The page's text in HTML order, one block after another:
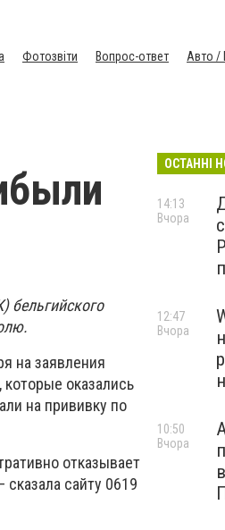
Фотозвіти Вопрос-ответ
Авто /
бельгийского
на заявления
оказались
на прививку по
отказывает
сайту 0619
ОСТАННІ
14:13
Вчора
12:47
Вчора
10:50
Вчора